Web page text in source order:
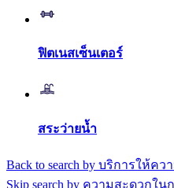
ฟิตเนสเซ็นเตอร์
สระว่ายน้ำ
Back to search by บริการให้ค
Skip search by ความสะดวกใน